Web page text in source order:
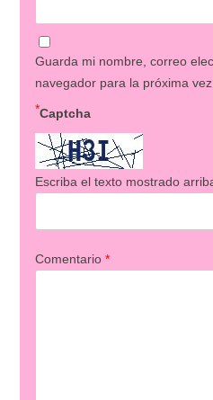
Guarda mi nombre, correo
navegador para la próxima
Captcha
*
Escriba el texto mostrado
Comentario *